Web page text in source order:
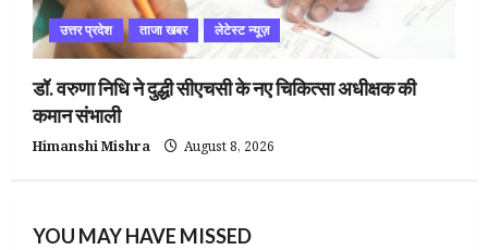
उत्तर प्रदेश ताजा खबर लेटेस्ट न्यूज़
डॉ. वरुणा निधि ने दुद्धी सीएचसी के नए चिकित्सा अधीक्षक की
कमान संभाली
Himanshi Mishra August 8, 2026
YOU MAY HAVE MISSED